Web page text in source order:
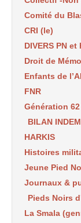
Comité du
CRI (le)
DIVERS PN et
Droit de
Enfants de
FNR
Génération 62
BILAN
HARKIS
Histoires
Jeune Pied
Journaux &
Pieds Noirs
La Smala